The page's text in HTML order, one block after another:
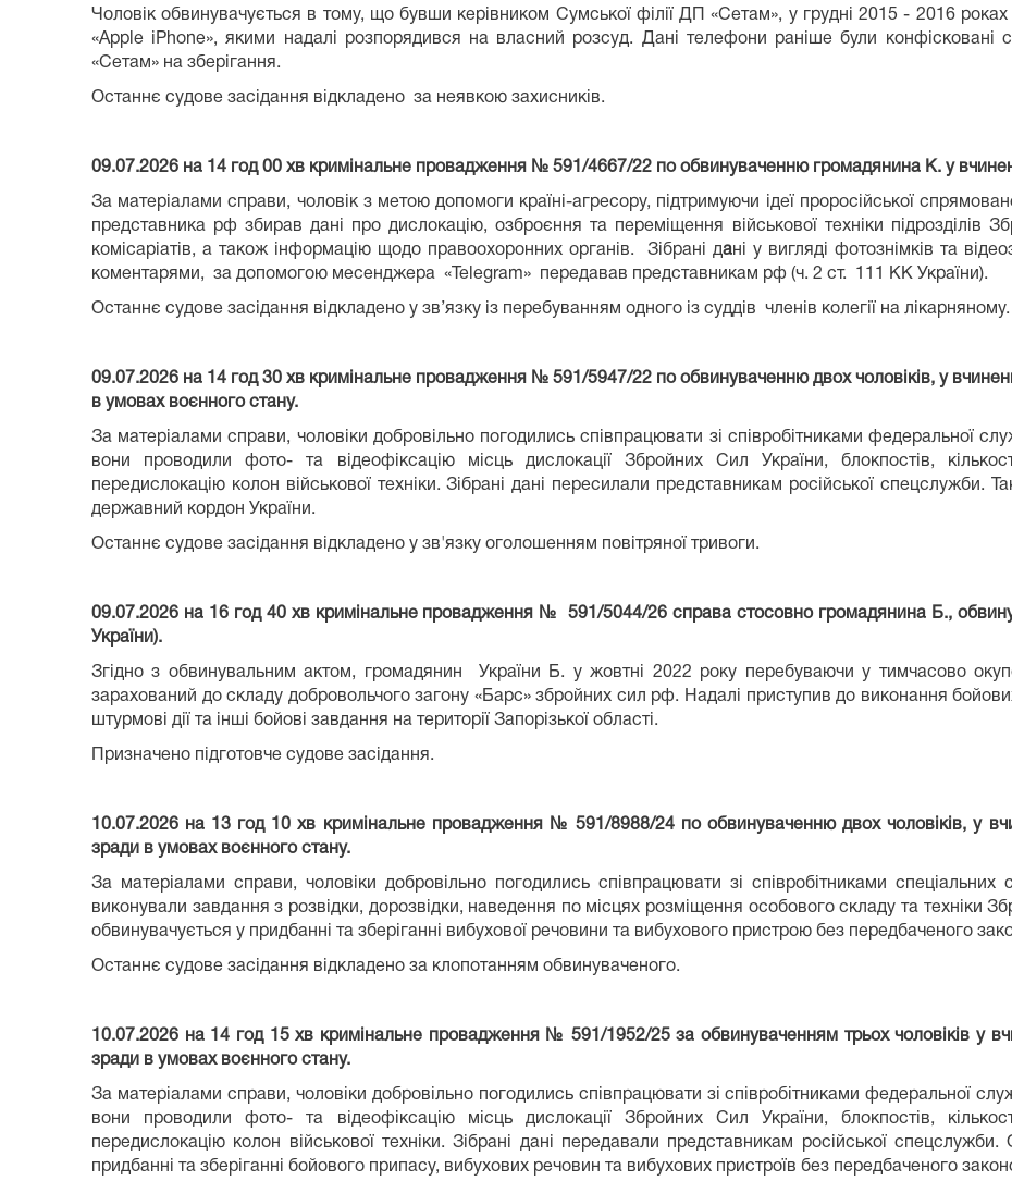
Чоловік обвинувачується в тому, що бувши керівником Сумської філії ДП «Сетам», у грудні 2015 - 2016
«Apple iPhone», якими надалі розпорядився на власний розсуд. Дані телефони раніше були конфісковані
«Сетам» на зберігання.
Останнє судове засідання відкладено за неявкою захисників.
09.07.2026 на 14 год 00 хв кримінальне провадження № 591/4667/22 по обвинуваченню громадянина К. у
За матеріалами справи, чоловік з метою допомоги країні-агресору, підтримуючи ідеї проросійської
представника рф збирав дані про дислокацію, озброєння та переміщення військової техніки підрозділів
комісаріатів, а також інформацію щодо правоохоронних органів. Зібрані дані у вигляді фотознімків та
коментарями, за допомогою месенджера «Telegram» передавав представникам рф (ч. 2 ст. 111 КК України).
Останнє судове засідання відкладено у зв’язку із перебуванням одного із суддів членів колегії на лікарняному.
09.07.2026 на 14 год 30 хв кримінальне провадження № 591/5947/22 по обвинуваченню двох чоловіків, у
в умовах воєнного стану.
За матеріалами справи, чоловіки добровільно погодились співпрацювати зі співробітниками федеральної
вони проводили фото- та відеофіксацію місць дислокації Збройних Сил України, блокпостів,
передислокацію колон військової техніки. Зібрані дані пересилали представникам російської спецслужби.
державний кордон України.
Останнє судове засідання відкладено у зв'язку оголошенням повітряної тривоги.
09.07.2026 на 16 год 40 хв кримінальне провадження № 591/5044/26 справа стосовно громадянина Б.,
України).
Згідно з обвинувальним актом, громадянин України Б. у жовтні 2022 року перебуваючи у тимчасово
зарахований до складу добровольчого загону «Барс» збройних сил рф. Надалі приступив до виконання
штурмові дії та інші бойові завдання на території Запорізької області.
Призначено підготовче судове засідання.
10.07.2026 на 13 год 10 хв кримінальне провадження № 591/8988/24 по обвинуваченню двох чоловіків, у
зради в умовах воєнного стану.
За матеріалами справи, чоловіки добровільно погодились співпрацювати зі співробітниками
виконували завдання з розвідки, дорозвідки, наведення по місцях розміщення особового складу та техніки
обвинувачується у придбанні та зберіганні вибухової речовини та вибухового пристрою без передбаченого
Останнє судове засідання відкладено за клопотанням обвинуваченого.
10.07.2026 на 14 год 15 хв кримінальне провадження № 591/1952/25 за обвинуваченням трьох чоловіків у
зради в умовах воєнного стану.
За матеріалами справи, чоловіки добровільно погодились співпрацювати зі співробітниками федеральної
вони проводили фото- та відеофіксацію місць дислокації Збройних Сил України, блокпостів,
передислокацію колон військової техніки. Зібрані дані передавали представникам російської
придбанні та зберіганні бойового припасу, вибухових речовин та вибухових пристроїв без передбаченого